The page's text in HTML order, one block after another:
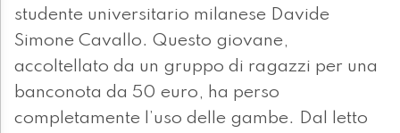
studente universitario milanese Davide
Simone Cavallo. Questo giovane,
accoltellato da un gruppo di ragazzi per una
banconota da 50 euro, ha perso
completamente l’uso delle gambe. Dal letto